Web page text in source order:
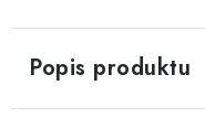
Popis produktu